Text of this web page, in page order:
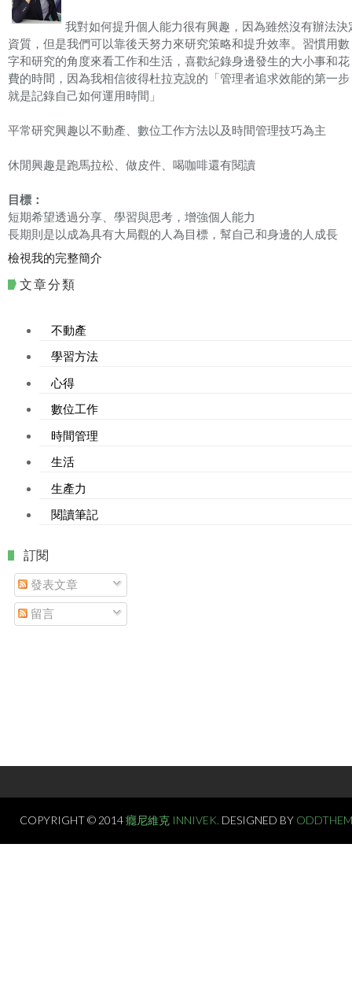
我對如何提升個人能力很有興趣，因為雖然沒有辦法決
資質，但是我們可以靠後天努力來研究策略和提升效率。習慣用數
字和研究的角度來看工作和生活，喜歡紀錄身邊發生的大小事和花
費的時間，因為我相信彼得杜拉克說的「管理者追求效能的第一步
就是記錄自己如何運用時間」
平常研究興趣以不動產、數位工作方法以及時間管理技巧為主
休閒興趣是跑馬拉松、做皮件、喝咖啡還有閱讀
目標：
短期希望透過分享、學習與思考，增強個人能力
長期則是以成為具有大局觀的人為目標，幫自己和身邊的人成長
檢視我的完整簡介
文章分類
不動產
學習方法
心得
數位工作
時間管理
生活
生產力
閱讀筆記
. 訂閱
發表文章
留言
COPYRIGHT © 2014癮尼維克 INNIVEK. DESIGNED BY